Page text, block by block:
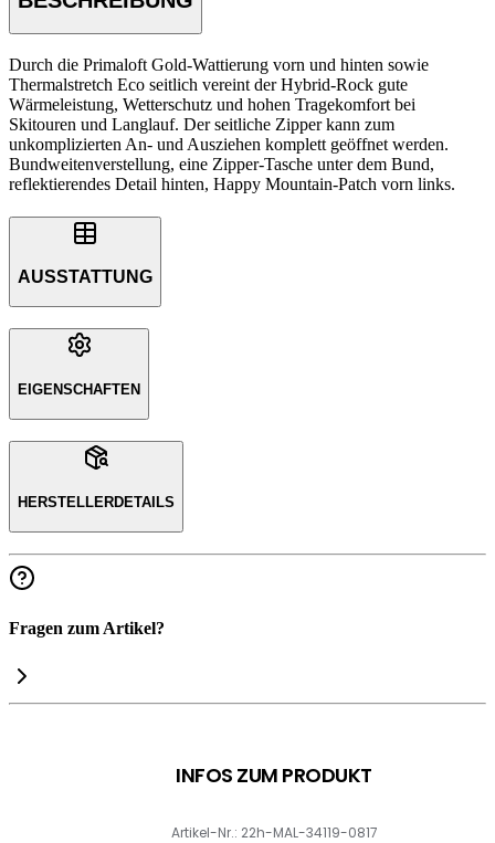
Durch die Primaloft Gold-Wattierung vorn und hinten sowie
Thermalstretch Eco seitlich vereint der Hybrid-Rock gute
Wärmeleistung, Wetterschutz und hohen Tragekomfort bei
Skitouren und Langlauf. Der seitliche Zipper kann zum
unkomplizierten An- und Ausziehen komplett geöffnet werden.
Bundweitenverstellung, eine Zipper-Tasche unter dem Bund,
reflektierendes Detail hinten, Happy Mountain-Patch vorn links.
AUSSTATTUNG
EIGENSCHAFTEN
HERSTELLERDETAILS
Fragen zum Artikel?
INFOS ZUM PRODUKT
Artikel-Nr.: 22h-MAL-34119-0817